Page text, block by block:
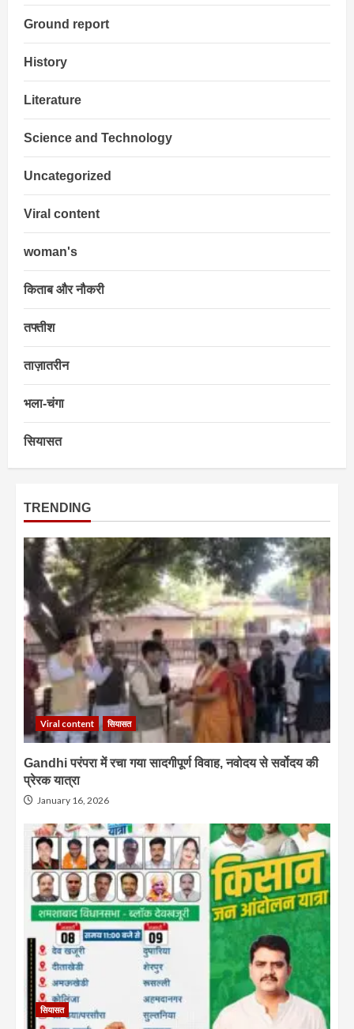
Ground report
History
Literature
Science and Technology
Uncategorized
Viral content
woman's
किताब और नौकरी
तफ्तीश
ताज़ातरीन
भला-चंगा
सियासत
TRENDING
Viral content सियासत
Gandhi परंपरा में रचा गया सादगीपूर्ण विवाह, नवोदय से सर्वोदय की
प्रेरक यात्रा
January 16, 2026
सियासत